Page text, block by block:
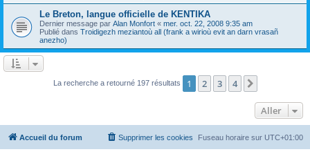
Le Breton, langue officielle de KENTIKA
Dernier message par Alan Monfort « mer. oct. 22, 2008 9:35 am
Publié dans Troidigezh meziantoù all (frank a wirioù evit an darn vrasañ
anezho)
La recherche a retourné 197 résultats 1 2 3 4
Aller
Accueil du forum Fuseau horaire sur UTC+01:00
Supprimer les cookies